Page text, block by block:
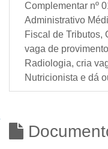
Complementar nº
Administrativo
Fiscal de Tributos,
vaga de
Radiologia, cria
Nutricionista e dá